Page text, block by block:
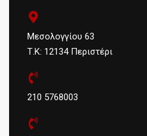
Μεσολογγίου 63
Τ.Κ: 12134 Περιστέρι
210 5768003